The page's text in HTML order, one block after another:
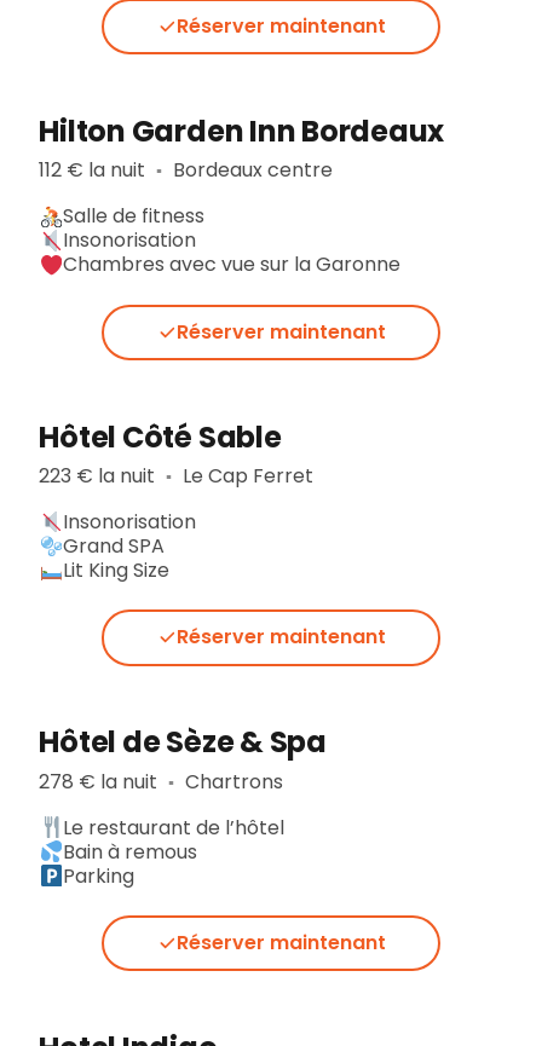
Réserver maintenant
Hilton Garden Inn Bordeaux
112 € la nuit ▪︎ Bordeaux centre
Salle de fitness
Insonorisation
Chambres avec vue sur la Garonne
Réserver maintenant
Hôtel Côté Sable
223 € la nuit ▪︎ Le Cap Ferret
Insonorisation
Grand SPA
Lit King Size
Réserver maintenant
Hôtel de Sèze & Spa
278 € la nuit ▪︎ Chartrons
Le restaurant de l’hôtel
Bain à remous
Parking
Réserver maintenant